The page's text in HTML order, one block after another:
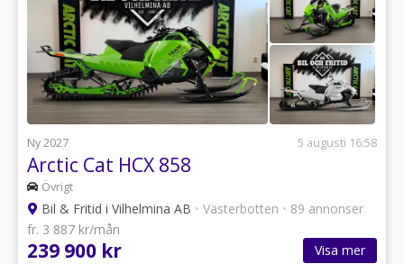
Ny 2027 5 augusti 16:58
Arctic Cat HCX 858
Övrigt
Bil & Fritid i Vilhelmina AB • Västerbotten • 89 annonser
fr. 3 887 kr/mån
239 900 kr Visa mer